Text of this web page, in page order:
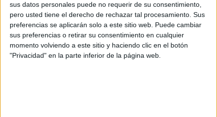
sus datos personales puede no requerir de su consentimiento,
pero usted tiene el derecho de rechazar tal procesamiento. Sus
preferencias se aplicarán solo a este sitio web. Puede cambiar
sus preferencias o retirar su consentimiento en cualquier
momento volviendo a este sitio y haciendo clic en el botón
"Privacidad" en la parte inferior de la página web.
ENVIAR
PIN